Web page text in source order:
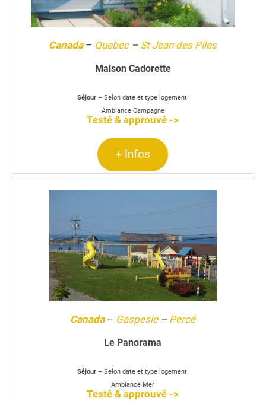
Canada– Quebec– St Jean des Piles
Maison Cadorette
Séjour– Selon date et type logement
Ambiance Campagne
Testé & approuvé ->
+ Infos
Canada– Gaspesie– Percé
Le Panorama
Séjour– Selon date et type logement
Ambiance Mer
Testé & approuvé ->